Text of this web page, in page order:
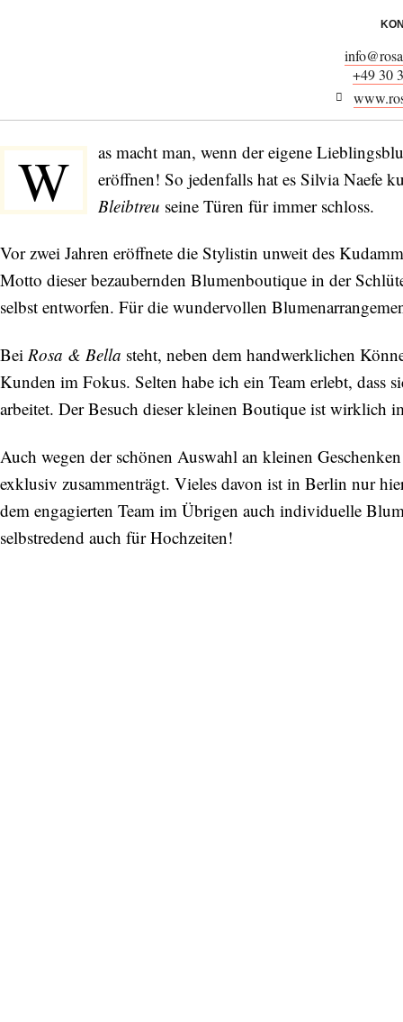
+49 30
W
as macht man, wenn der eigene
eröffnen! So jedenfalls hat es Silvia Naefe
Bleibtreu seine Türen für immer schloss.
Vor zwei Jahren eröffnete die Stylistin unweit des
Motto dieser bezaubernden Blumenboutique in der
selbst entworfen. Für die wundervollen
Bei Rosa & Bella steht, neben dem handwerklichen
Kunden im Fokus. Selten habe ich ein Team erlebt, dass
arbeitet. Der Besuch dieser kleinen Boutique ist wirklich
Auch wegen der schönen Auswahl an kleinen
exklusiv zusammenträgt. Vieles davon ist in Berlin nur
dem engagierten Team im Übrigen auch individuelle
selbstredend auch für Hochzeiten!